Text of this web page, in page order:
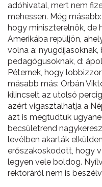
adóhivatal, mert nem
mehessen. Még
hogy miniszterelnök, de
Amerikába repüljön,
volna a: nyugdíjasoknak,
pedagógusoknak, d:
Péternek, hogy
másabb más: Orbán
kilincselt az utolsó
azért vigasztalhatja a
azt is megtudtuk
becsületrend
levélben akarták
erőszakoskodott, hogy
legyen vele boldog.
rektoráról nem is